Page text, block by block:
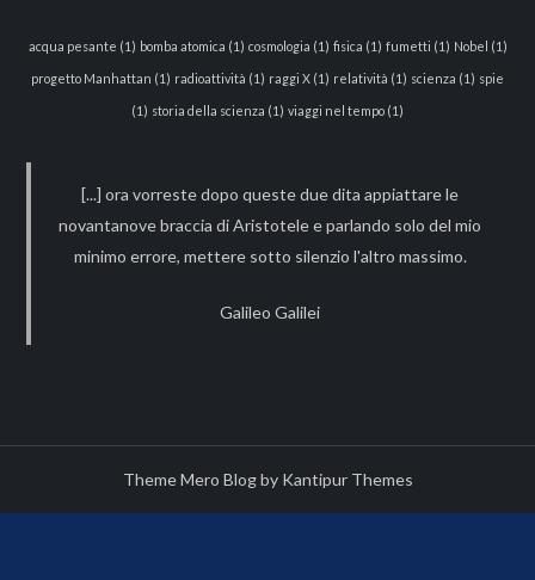
acqua pesante (1) bomba atomica (1) cosmologia (1) fisica (1) fumetti (1) Nobel (1)
progetto Manhattan (1) radioattività (1) raggi X (1) relatività (1) scienza (1) spie
(1) storia della scienza (1) viaggi nel tempo (1)
[...] ora vorreste dopo queste due dita appiattare le
novantanove braccia di Aristotele e parlando solo del mio
minimo errore, mettere sotto silenzio l'altro massimo.
Galileo Galilei
Theme Mero Blog by Kantipur Themes